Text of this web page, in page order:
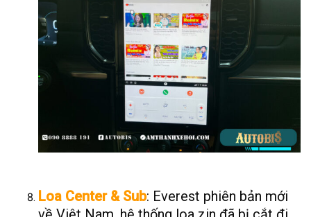
Loa Center & Sub: Everest phiên bản mới